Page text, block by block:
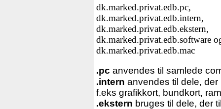
dk.marked.privat.edb.pc,
dk.marked.privat.edb.intern,
dk.marked.privat.edb.ekstern,
dk.marked.privat.edb.software
dk.marked.privat.edb.mac
.pc anvendes til samlede
.intern anvendes til dele,
f.eks grafikkort, bundkort,
.ekstern bruges til dele, der